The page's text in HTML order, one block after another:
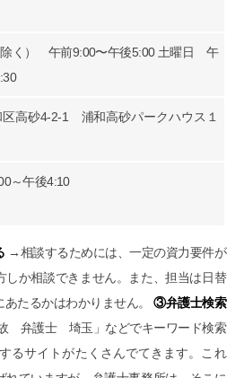
除く） 午前9:00〜午後5:00 土曜日 午
区高砂4-2-1 浦和高砂パークハウス１
～午後4:10
→相談するためには、一定の資力要件が
しか相談できません。また、担当は日替
あたるかはわかりません。③弁護士検索
弁護士 埼玉」などでキーワード検索
るサイトがたくさんでてきます。これ